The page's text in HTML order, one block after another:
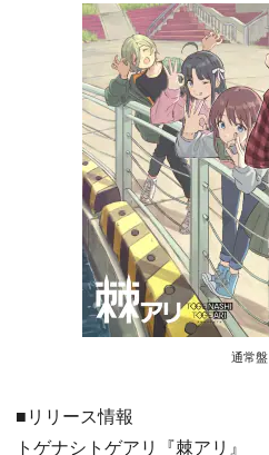
通常盤
■リリース情報
トゲナシトゲアリ『棘アリ』